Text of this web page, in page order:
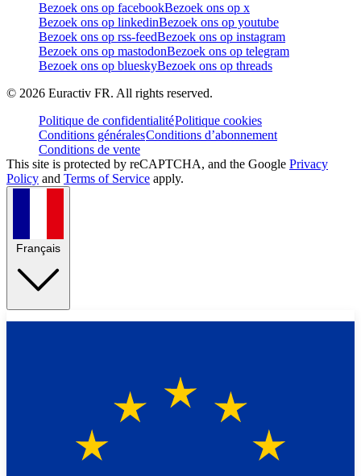
Bezoek ons op facebookBezoek ons op x
Bezoek ons op linkedinBezoek ons op youtube
Bezoek ons op rss-feedBezoek ons op instagram
Bezoek ons op mastodonBezoek ons op telegram
Bezoek ons op blueskyBezoek ons op threads
© 2026 Euractiv FR. All rights reserved.
Politique de confidentialitéPolitique cookies
Conditions généralesConditions d’abonnement
Conditions de vente
This site is protected by reCAPTCHA, and the Google Privacy
Policy and Terms of Service apply.
Français